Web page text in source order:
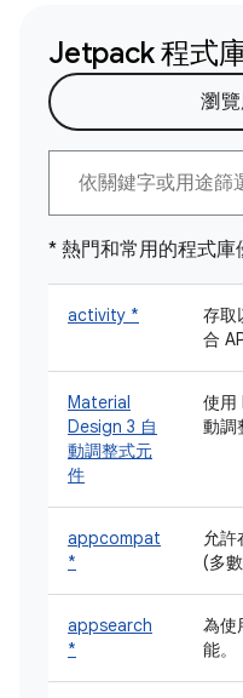
Jetpack 程式
瀏
* 熱門和常用的程式庫
activity *
存取
合
Material
Design 3 自
動調整式元
件
使用
動調
appcompat
*
允許
(多
appsearch
*
為使
能。